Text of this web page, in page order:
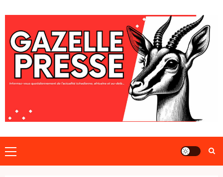
to
content
Primary
Menu